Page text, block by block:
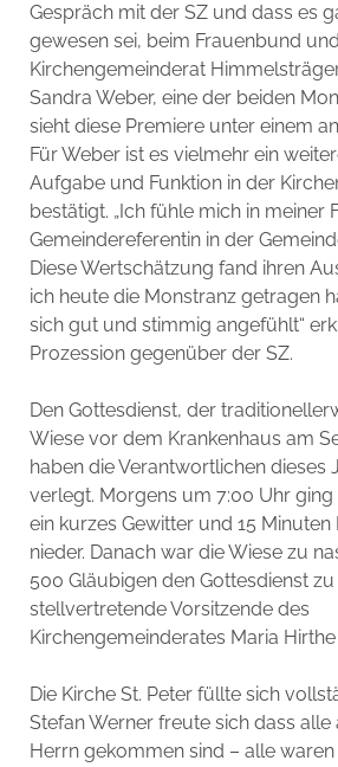
Gespräch mit der SZ und dass es
gewesen sei, beim Frauenbund
Kirchengemeinderat
Sandra Weber, eine der beiden
sieht diese Premiere unter einem
Für Weber ist es vielmehr ein
Aufgabe und Funktion in der
bestätigt. „Ich fühle mich in meiner
Gemeindereferentin in der
Diese Wertschätzung fand ihren
ich heute die Monstranz getragen
sich gut und stimmig angefühlt“
Prozession gegenüber der SZ.
Den Gottesdienst, der
Wiese vor dem Krankenhaus am
haben die Verantwortlichen dieses
verlegt. Morgens um 7:00 Uhr
ein kurzes Gewitter und 15
nieder. Danach war die Wiese zu
500 Gläubigen den Gottesdienst
stellvertretende Vorsitzende des
Kirchengemeinderates Maria
Die Kirche St. Peter füllte sich
Stefan Werner freute sich dass alle
Herrn gekommen sind – alle